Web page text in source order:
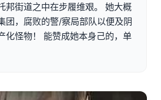
邦街道之中在步履维艰。 她大概
团，腐败的警/察局部队以便及阴
化怪物！ 能赞成她本身己的，单